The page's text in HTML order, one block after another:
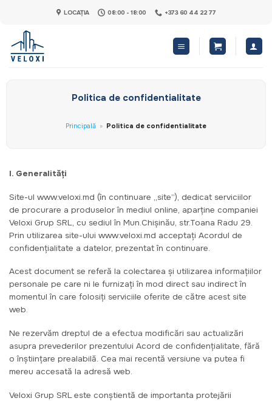
content
LOCAȚIA 08:00 - 18:00 +373 60 44 22 77
Politica de confidentialitate
Principală » Politica de confidentialitate
I. Generalități
Site-ul www.veloxi.md (în continuare „site”), dedicat serviciilor
de procurare a produselor în mediul online, aparține companiei
Veloxi Grup SRL, cu sediul în Mun.Chișinău, str.Toana Radu 29.
Prin utilizarea site-ului www.veloxi.md acceptați Acordul de
confidențialitate a datelor, prezentat în continuare.
Acest document se referă la colectarea şi utilizarea informațiilor
personale pe care ni le furnizați în mod direct sau indirect în
momentul în care folosiți serviciile oferite de către acest site
web.
Ne rezervăm dreptul de a efectua modificări sau actualizări
asupra prevederilor prezentului Acord de confidențialitate, fără
o înștiințare prealabilă. Cea mai recentă versiune va putea fi
mereu accesată la adresă web.
Veloxi Grup SRL este conștientă de importanta protejării